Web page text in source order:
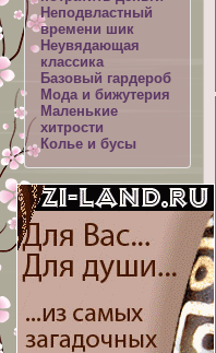
Неподвластный
времени шик
Неувядающая
классика
Базовый гардероб
Мода и бижутерия
Маленькие
хитрости
Колье и бусы